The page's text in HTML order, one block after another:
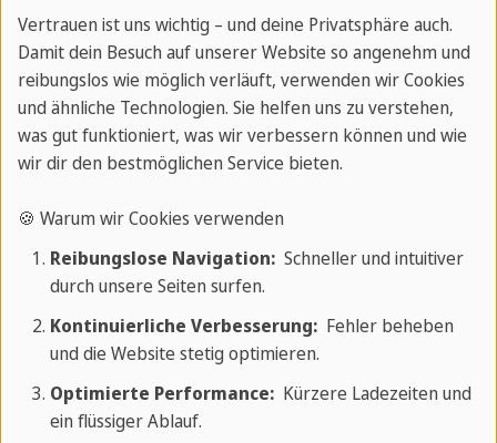
verbessern! Er bezieht sich auf unseren Schnellkurs
mit 30 Lektionen pro Woche. Denk daran, dass
jeder Mensch in seinem eigenen Tempo lernt.
Faktoren wie dein Alter, dein Sprachniveau und
deine Erfahrung können sich darauf auswirken, wie
schnell du vorankommst. In dieser Tabelle
helfen, deine Lernreise zu planen! Hier findest du
die Englischstufen und die Progression.
Das Sprachcaffe-Zertifikat
Vertrauen ist uns wichtig – und deine Privatsphäre auch.
Damit dein Besuch auf unserer Website so angenehm und
reibungslos wie möglich verläuft, verwenden wir Cookies
und ähnliche Technologien. Sie helfen uns zu verstehen,
was gut funktioniert, was wir verbessern können und wie
wir dir den bestmöglichen Service bieten.
🍪 Warum wir Cookies verwenden
Reibungslose Navigation:Schneller und intuitiver
durch unsere Seiten surfen.
Kontinuierliche Verbesserung:Fehler beheben
und die Website stetig optimieren.
Optimierte Performance:Kürzere Ladezeiten und
ein flüssiger Ablauf.